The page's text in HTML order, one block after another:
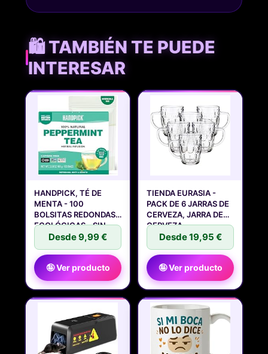
🛍️ TAMBIÉN TE PUEDE
INTERESAR
HANDPICK, TÉ DE
MENTA - 100
BOLSITAS REDONDAS
ECOLÓGICAS - SIN
Desde 9,99 €
🤪 Ver producto
TIENDA EURASIA -
PACK DE 6 JARRAS DE
CERVEZA, JARRA DE
CERVEZA
Desde 19,95 €
🤪 Ver producto